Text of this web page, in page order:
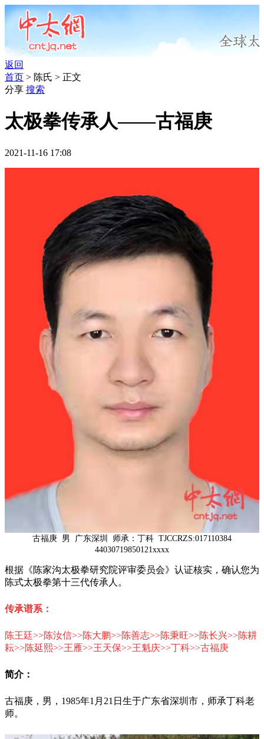
返回
首页 > 陈氏 > 正文
分享 搜索
太极拳传承人——古福庚
2021-11-16 17:08
古福庚 男 广东深圳 师承：丁科 TJCCRZS:017110384
44030719850121xxxx
根据《陈家沟太极拳研究院评审委员会》认证核实，确认您为
陈式太极拳第十三代传承人。
传承谱系：
陈王廷>>陈汝信>>陈大鹏>>陈善志>>陈秉旺>>陈长兴>>陈耕
耘>>陈延熙>>王雁>>王天保>>王魁庆>>丁科>>古福庚
简介：
古福庚 ，男，1985年1月21日生于广东省深圳市，师承丁科老
师。